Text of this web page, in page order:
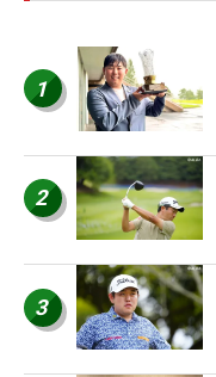
1
2
3